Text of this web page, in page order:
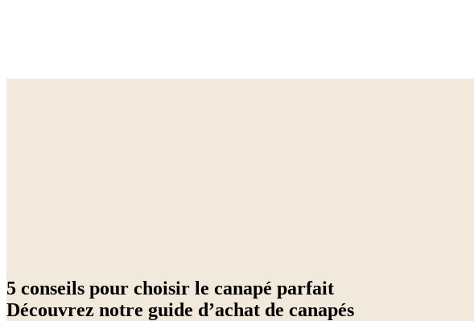
5 conseils pour choisir le canapé parfait
Découvrez notre guide d’achat de canapés